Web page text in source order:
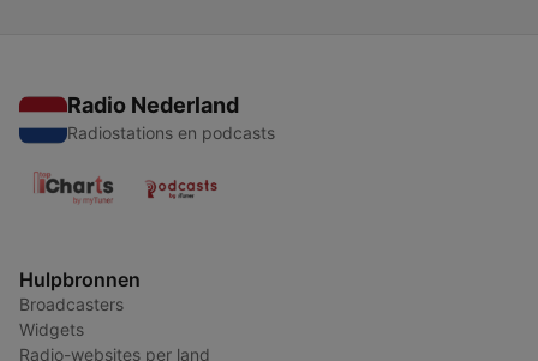
Radio Nederland
Radiostations en podcasts
Hulpbronnen
Broadcasters
Widgets
Radio-websites per land